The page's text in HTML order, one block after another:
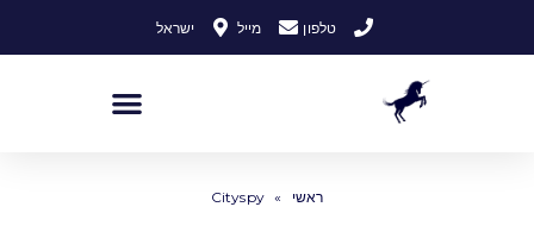
טלפון מייל ישראל
ראשי »
Cityspy